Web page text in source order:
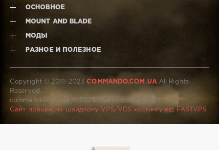
ОСНОВНОЕ
MOUNT AND BLADE
МОДЫ
РАЗНОЕ И ПОЛЕЗНОЕ
Copyright © 2011–2023COMMANDO.COM.UAAll Rights
Reserved.
commando.com.ua © 2023, сайт содержит 18+
Сайт працює на швидкому VPS/VDS хостингу від FASTVPS